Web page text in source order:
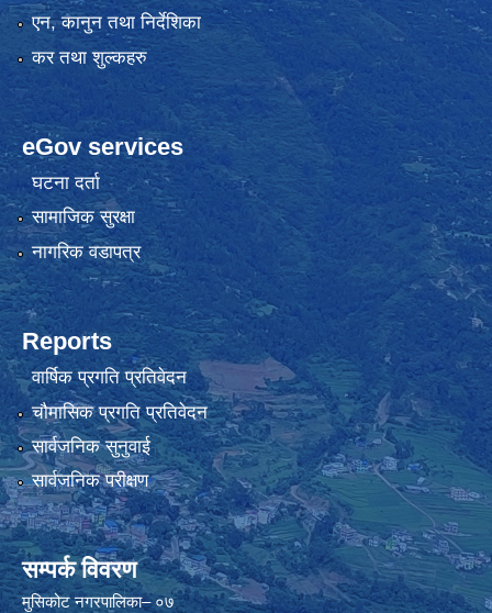
एन, कानुन तथा निर्देशिका
कर तथा शुल्कहरु
eGov services
घटना दर्ता
सामाजिक सुरक्षा
नागरिक वडापत्र
Reports
वार्षिक प्रगति प्रतिवेदन
चौमासिक प्रगति प्रतिवेदन
सार्वजनिक सुनुवाई
सार्वजनिक परीक्षण
सम्पर्क विवरण
मुसिकोट नगरपालिका– ०७